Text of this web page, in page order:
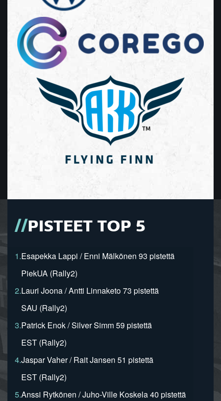
PISTEET TOP 5
1.Esapekka Lappi / Enni Mälkönen 93 pistettä
PiekUA (Rally2)
2.Lauri Joona / Antti Linnaketo 73 pistettä
SAU (Rally2)
3.Patrick Enok / Silver Simm 59 pistettä
EST (Rally2)
4.Jaspar Vaher / Rait Jansen 51 pistettä
EST (Rally2)
5.Anssi Rytkönen / Juho-Ville Koskela 40 pistettä